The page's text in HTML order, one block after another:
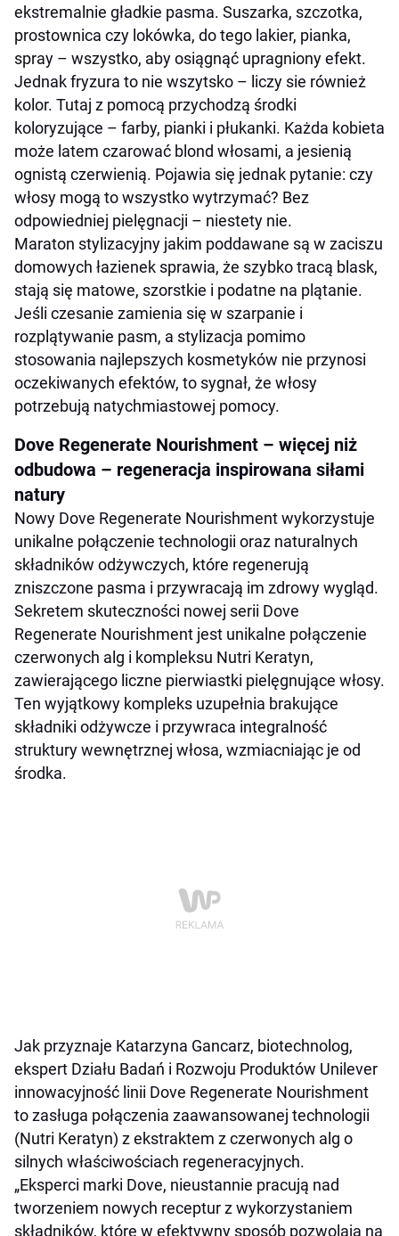
ekstremalnie gładkie pasma. Suszarka, szczotka,
prostownica czy lokówka, do tego lakier, pianka,
spray – wszystko, aby osiągnąć upragniony efekt.
Jednak fryzura to nie wszytsko – liczy sie również
kolor. Tutaj z pomocą przychodzą środki
koloryzujące – farby, pianki i płukanki. Każda kobieta
może latem czarować blond włosami, a jesienią
ognistą czerwienią. Pojawia się jednak pytanie: czy
włosy mogą to wszystko wytrzymać? Bez
odpowiedniej pielęgnacji – niestety nie.
Maraton stylizacyjny jakim poddawane są w zaciszu
domowych łazienek sprawia, że szybko tracą blask,
stają się matowe, szorstkie i podatne na plątanie.
Jeśli czesanie zamienia się w szarpanie i
rozplątywanie pasm, a stylizacja pomimo
stosowania najlepszych kosmetyków nie przynosi
oczekiwanych efektów, to sygnał, że włosy
potrzebują natychmiastowej pomocy.
Dove Regenerate Nourishment – więcej niż
odbudowa – regeneracja inspirowana siłami
natury
Nowy Dove Regenerate Nourishment wykorzystuje
unikalne połączenie technologii oraz naturalnych
składników odżywczych, które regenerują
zniszczone pasma i przywracają im zdrowy wygląd.
Sekretem skuteczności nowej serii Dove
Regenerate Nourishment jest unikalne połączenie
czerwonych alg i kompleksu Nutri Keratyn,
zawierającego liczne pierwiastki pielęgnujące włosy.
Ten wyjątkowy kompleks uzupełnia brakujące
składniki odżywcze i przywraca integralność
struktury wewnętrznej włosa, wzmiacniając je od
środka.
Jak przyznaje Katarzyna Gancarz, biotechnolog,
ekspert Działu Badań i Rozwoju Produktów Unilever
innowacyjność linii Dove Regenerate Nourishment
to zasługa połączenia zaawansowanej technologii
(Nutri Keratyn) z ekstraktem z czerwonych alg o
silnych właściwościach regeneracyjnych.
„Eksperci marki Dove, nieustannie pracują nad
tworzeniem nowych receptur z wykorzystaniem
składników, które w efektywny sposób pozwolają na